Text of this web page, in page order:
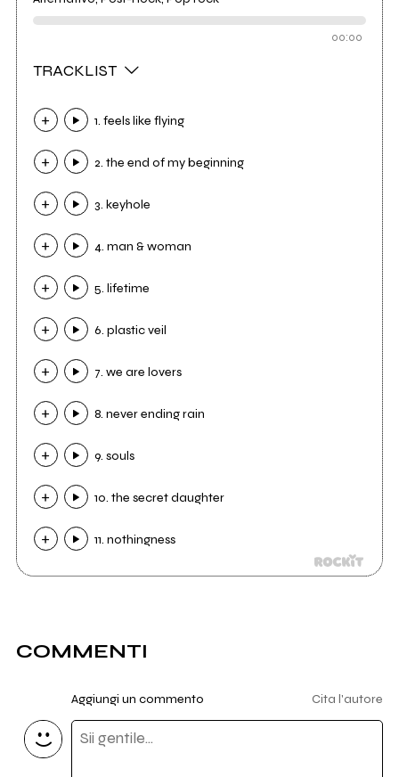
00:00
TRACKLIST
1. feels like flying
2. the end of my beginning
3. keyhole
4. man & woman
5. lifetime
6. plastic veil
7. we are lovers
8. never ending rain
9. souls
10. the secret daughter
11. nothingness
COMMENTI
Aggiungi un commento Cita l'autore